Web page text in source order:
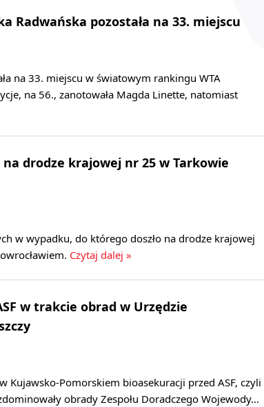
Radwańska pozostała na 33. miejscu
na 33. miejscu w światowym rankingu WTA
na 56., zanotowała Magda Linette, natomiast
drodze krajowej nr 25 w Tarkowie
w wypadku, do którego doszło na drodze krajowej
Czytaj dalej »
w trakcie obrad w Urzędzie
Kujawsko-Pomorskiem bioasekuracji przed ASF, czyli
obrady Zespołu Doradczego Wojewody…